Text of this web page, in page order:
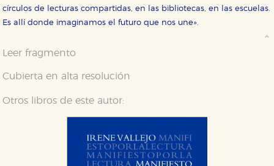
círculos de lecturas compartidas, en las bibliotecas, en las escuelas.
Es allí donde imaginamos el futuro que nos une».
Leer fragmento
Cubierta en alta resolución
Otros libros de este autor: